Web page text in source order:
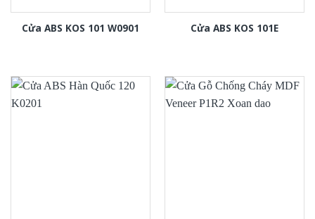
Cửa ABS KOS 101 W0901 Cửa ABS KOS 101E